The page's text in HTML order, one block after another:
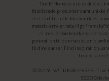
Tine K Home er et eksklusivt
håndlavede produkter samt
det traditionelle håndværk. Et
materialerne er naturligt
af mesterhåndværkere, der
generation til den næste, en
til dine sanser. Find inspiration,
beach barer
© 2019 - VAT: DK38748343 - Tine
5220